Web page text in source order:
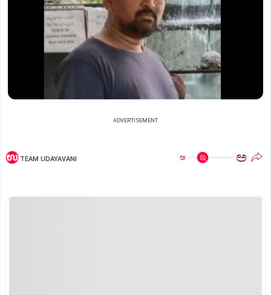
ADVERTISEMENT
TEAM UDAYAVANI ಅ ಅ